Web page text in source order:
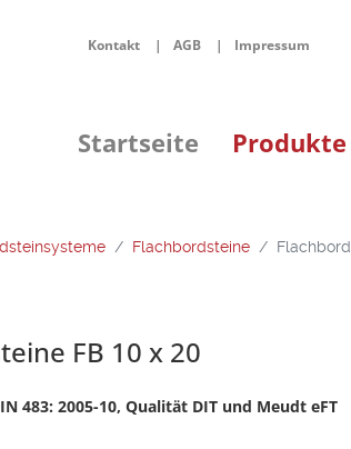
Kontakt AGB Impressum
Startseite
Produkte
Flachbordsteine
FB 10 x 20
483: 2005-10, Qualität DIT und Meudt eFT